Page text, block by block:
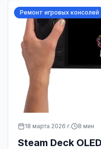
Ремонт игровых консолей
18 марта 2026 г. 8 мин
Steam Deck